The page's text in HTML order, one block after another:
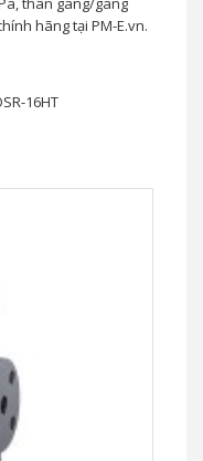
hãng tại PM-E.vn.
16HT